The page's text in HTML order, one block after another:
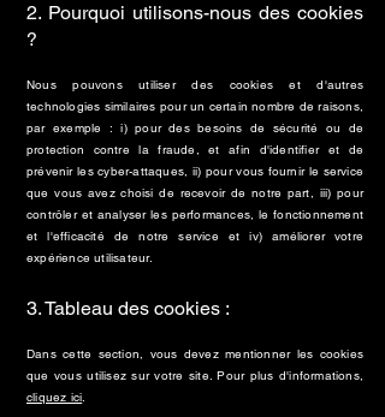
2. Pourquoi utilisons-nous des cookies
?
Nous pouvons utiliser des cookies et d'autres
technologies similaires pour un certain nombre de raisons,
par exemple : i) pour des besoins de sécurité ou de
protection contre la fraude, et afin d'identifier et de
prévenir les cyber-attaques, ii) pour vous fournir le service
que vous avez choisi de recevoir de notre part, iii) pour
contrôler et analyser les performances, le fonctionnement
et l'efficacité de notre service et iv) améliorer votre
expérience utilisateur.
3. Tableau des cookies :
Dans cette section, vous devez mentionner les cookies
que vous utilisez sur votre site. Pour plus d'informations,
cliquez ici.